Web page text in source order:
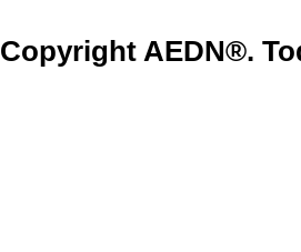
Copyright AEDN®.